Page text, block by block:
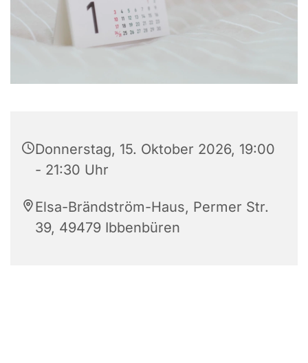
Donnerstag, 15. Oktober 2026, 19:00
- 21:30 Uhr
Elsa-Brändström-Haus, Permer Str.
39, 49479 Ibbenbüren